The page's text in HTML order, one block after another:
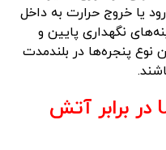
یا خروج حرارت به داخل
نگهداری پایین و
نوع پنجره‌ها در بلندمدت
۷. آیا پنجره‌های UPVC در برابر آتش